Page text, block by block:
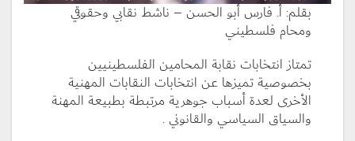
بقلم: أ. فارس أبو الحسن – ناشط نقابي وحقوقي
ومحام فلسطيني
تمتاز انتخابات نقابة المحامين الفلسطينيين
بخصوصية تميزها عن انتخابات النقابات المهنية
الأخرى لعدة أسباب جوهرية مرتبطة بطبيعة المهنة
والسياق السياسي والقانوني .